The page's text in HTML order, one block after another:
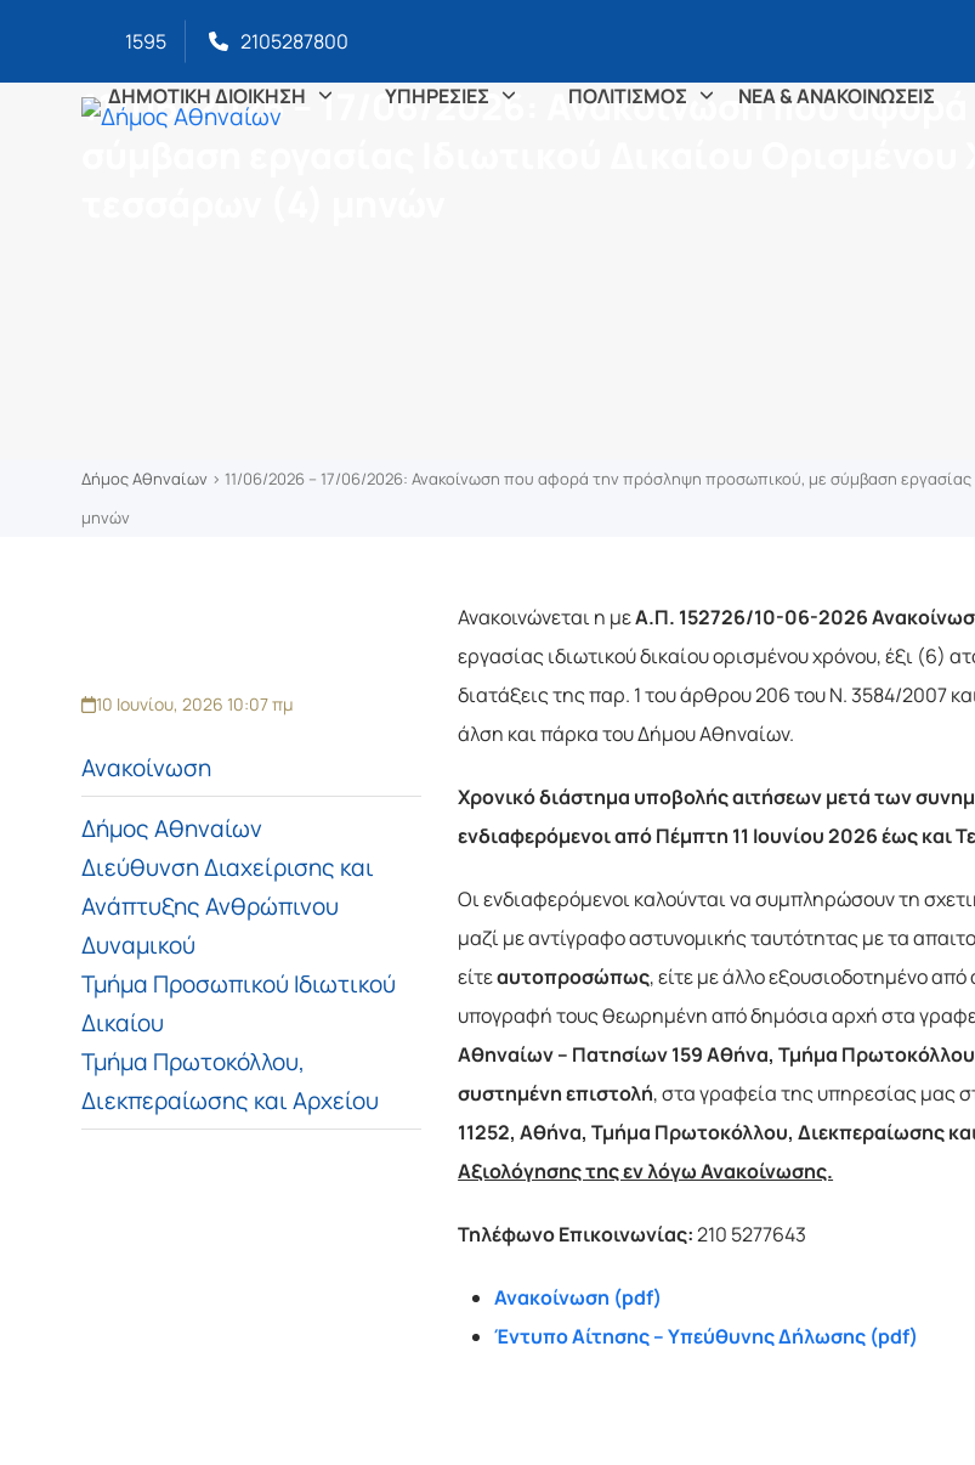
content
περιεχόμενο1595 2105287800
ΔΗΜΟΤΙΚΗ ΔΙΟΙΚΗΣΗ ΥΠΗΡΕΣΙΕΣ ΠΟΛΙΤΙΣΜΟΣ ΝΕΑ & ΑΝΑΚΟΙΝΩΣΕΙΣ
11/06/2026 – 17/06/2026: Ανακοίνωση που
Δήμος Αθηναίων > 11/06/2026 – 17/06/2026: Ανακοίνωση που αφορά την πρόσληψη προσωπικού, με σύμβαση εργασίας
μηνών
10 Ιουνίου, 2026 10:07 πμ
Ανακοίνωση
Δήμος Αθηναίων
Διεύθυνση Διαχείρισης και
Ανάπτυξης Ανθρώπινου
Δυναμικού
Τμήμα Προσωπικού Ιδιωτικού
Δικαίου
Τμήμα Πρωτοκόλλου,
Διεκπεραίωσης και Αρχείου
Ανακοινώνεται η μεΑ.Π. 152726/10-06-2026
εργασίας ιδιωτικού δικαίου ορισμένου χρόνου, έξι
διατάξεις της παρ. 1 του άρθρου 206 του Ν. 3584/2007
άλση και πάρκα του Δήμου Αθηναίων.
Χρονικό διάστημα υποβολής αιτήσεων μετά των
ενδιαφερόμενοιαπό Πέμπτη 11 Ιουνίου 2026 έως και
Οι ενδιαφερόμενοι καλούνται να συμπληρώσουν τη
μαζί με αντίγραφο αστυνομικής ταυτότητας με τα
είτεαυτοπροσώπως, είτε με άλλο εξουσιοδοτημένο
υπογραφή τους θεωρημένη από δημόσια αρχή στα
Αθηναίων – Πατησίων 159 Αθήνα, Τμήμα
συστημένη επιστολή, στα γραφεία της υπηρεσίας μας
11252, Αθήνα, Τμήμα Πρωτοκόλλου, Διεκπεραίωσης
Αξιολόγησης της εν λόγω Ανακοίνωσης.
Τηλέφωνο Επικοινωνίας:210 5277643
Ανακοίνωση (pdf)
Έντυπο Αίτησης – Υπεύθυνης Δήλωσης (pdf)